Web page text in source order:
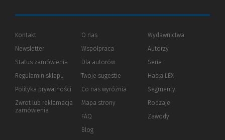
Kontakt
Newsletter
Status zamówienia
Regulamin sklepu
Polityka prywatności (Nowe
(Link
innej
Zwrot lub reklamacja
zamówienia
O nas
Współpraca
Dla autorów(Nowe
(Link
innej
strony)
Twoje sugestie
Co nas wyróżnia
Mapa strony
FAQ
Blog
Wydawnictwa
Autorzy
Serie
Hasła LEX
Segmenty
Rodzaje
Zawody